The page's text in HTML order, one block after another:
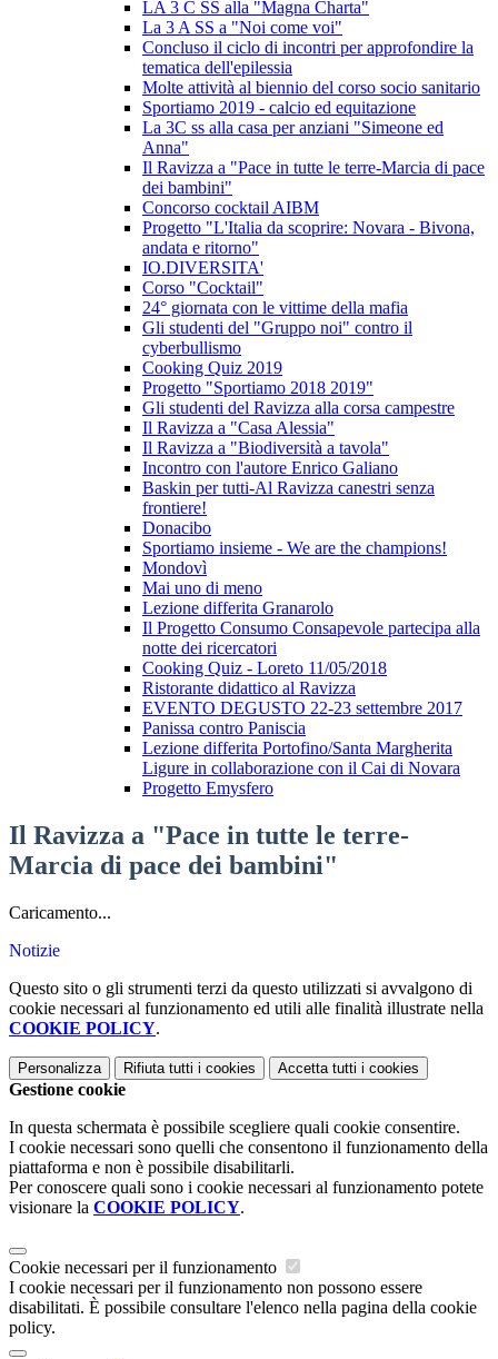
LA 3 C SS alla "Magna Charta"
La 3 A SS a "Noi come voi"
Concluso il ciclo di incontri per approfondire la
tematica dell'epilessia
Molte attività al biennio del corso socio sanitario
Sportiamo 2019 - calcio ed equitazione
La 3C ss alla casa per anziani "Simeone ed
Anna"
Il Ravizza a "Pace in tutte le terre-Marcia di pace
dei bambini"
Concorso cocktail AIBM
Progetto "L'Italia da scoprire: Novara - Bivona,
andata e ritorno"
IO.DIVERSITA'
Corso "Cocktail"
24° giornata con le vittime della mafia
Gli studenti del "Gruppo noi" contro il
cyberbullismo
Cooking Quiz 2019
Progetto "Sportiamo 2018 2019"
Gli studenti del Ravizza alla corsa campestre
Il Ravizza a "Casa Alessia"
Il Ravizza a "Biodiversità a tavola"
Incontro con l'autore Enrico Galiano
Baskin per tutti-Al Ravizza canestri senza
frontiere!
Donacibo
Sportiamo insieme - We are the champions!
Mondovì
Mai uno di meno
Lezione differita Granarolo
Il Progetto Consumo Consapevole partecipa alla
notte dei ricercatori
Cooking Quiz - Loreto 11/05/2018
Ristorante didattico al Ravizza
EVENTO DEGUSTO 22-23 settembre 2017
Panissa contro Paniscia
Lezione differita Portofino/Santa Margherita
Ligure in collaborazione con il Cai di Novara
Progetto Emysfero
Il Ravizza a "Pace in tutte le terre-
Marcia di pace dei bambini"
Caricamento...
Notizie
Questo sito o gli strumenti terzi da questo utilizzati si avvalgono di
cookie necessari al funzionamento ed utili alle finalità illustrate nella
COOKIE POLICY.
Personalizza Rifiuta tutti i cookies Accetta tutti i cookies
Gestione cookie
In questa schermata è possibile scegliere quali cookie consentire.
I cookie necessari sono quelli che consentono il funzionamento della
piattaforma e non è possibile disabilitarli.
Per conoscere quali sono i cookie necessari al funzionamento potete
visionare la COOKIE POLICY.
Cookie necessari per il funzionamento
I cookie necessari per il funzionamento non possono essere
disabilitati. È possibile consultare l'elenco nella pagina della cookie
policy.